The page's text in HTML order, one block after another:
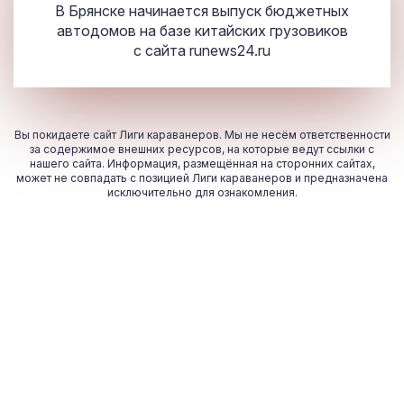
В Брянске начинается выпуск бюджетных
автодомов на базе китайских грузовиков
с сайта runews24.ru
Вы покидаете сайт Лиги караванеров. Мы не несём ответственности
за содержимое внешних ресурсов, на которые ведут ссылки с
нашего сайта. Информация, размещённая на сторонних сайтах,
может не совпадать с позицией Лиги караванеров и предназначена
исключительно для ознакомления.